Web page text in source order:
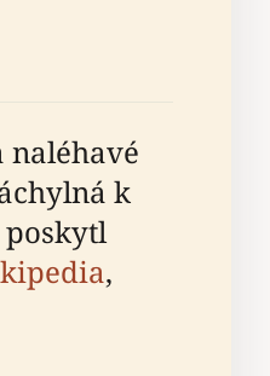
naléhavé
k
,